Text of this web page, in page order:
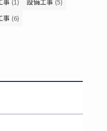
事 (6)